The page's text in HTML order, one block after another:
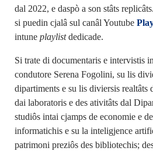
dal 2022, e daspò a son stâts
si puedin cjalâ sul canâl Youtube
intune playlistdedicade.
Si trate di documentaris e intervistis
condutore Serena Fogolini, su lis
dipartiments e su lis diviersis
dai laboratoris e des ativitâts dal
studiôs intai cjamps de economie e
informatichis e su la inteligjence
patrimoni preziôs des bibliotechis;